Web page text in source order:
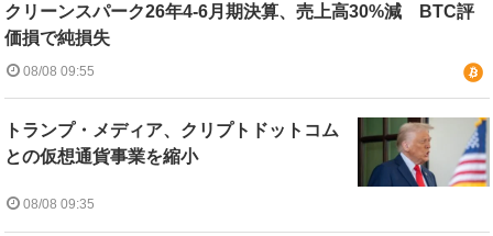
クリーンスパーク26年4-6月期決算、売上高30%減 BTC評
価損で純損失
08/08 09:55
トランプ・メディア、クリプトドットコム
との仮想通貨事業を縮小
08/08 09:35